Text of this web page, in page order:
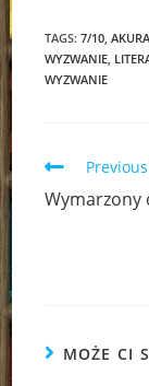
TAGS:7/10
WYZWANIE
WYZWANIE
Read
articles
Wymarzony
MOŻE CI